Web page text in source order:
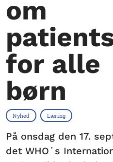
om
for alle
børn
Nyhed Læring
På onsdag den 17.
det WHO´s